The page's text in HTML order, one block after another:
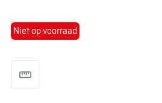
Niet op voorraad